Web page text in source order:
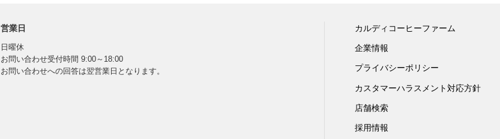
営業日
日曜休
お問い合わせ受付時間 9:00～18:00
お問い合わせへの回答は翌営業日となります。
カルディコーヒーファーム
企業情報
プライバシーポリシー
カスタマーハラスメント対応方針
店舗検索
採用情報